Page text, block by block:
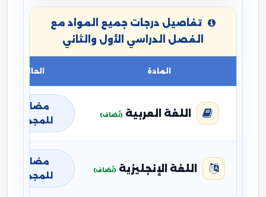
تفاصيل درجات جميع المواد مع
الفصل الدراسي الأول والثاني
المادة الحالة
اللغة العربية (تُضاف)
مضافة
للمجموع
اللغة الإنجليزية (تُضاف)
مضافة
للمجموع